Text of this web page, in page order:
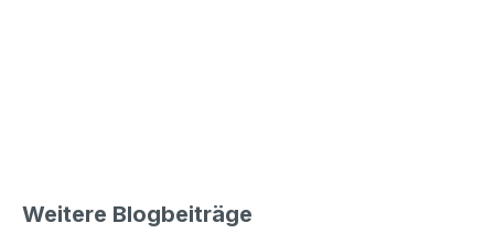
Weitere Blogbeiträge